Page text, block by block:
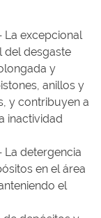
excepcional
del desgaste
y
anillos y
y contribuyen a
inactividad
detergencia
en el área
el